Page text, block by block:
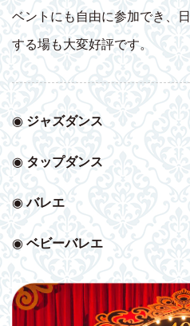
ベントにも自由に参加でき、
する場も大変好評です。
◉ ジャズダンス
◉ タップダンス
◉バレエ
◉ベビーバレエ